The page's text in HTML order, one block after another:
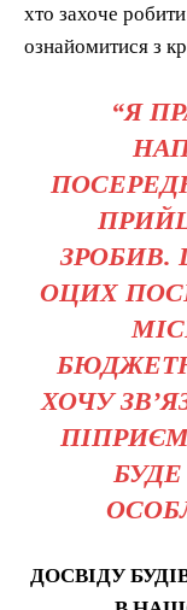
хто захоче
ознайомитися з
“Я
ЗРОБИВ.
ОЦИХ
ХОЧУ
ДОСВІДУ